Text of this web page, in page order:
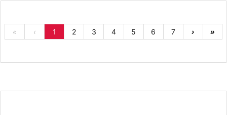
« ‹ 1 2 3 4 5 6 7 › »